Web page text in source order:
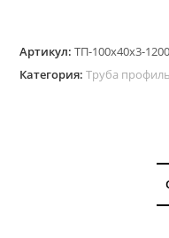
Артикул:ТП-100х40х3-
Категория:Труба